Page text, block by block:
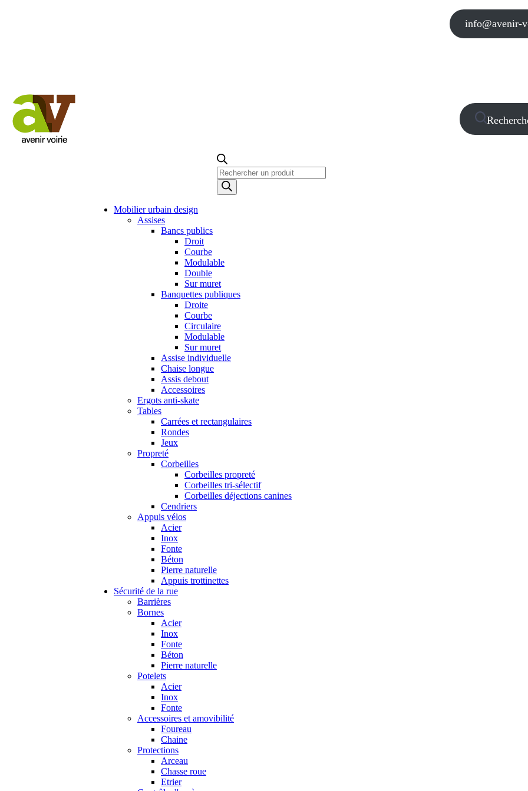
info@avenir-
Recherche
de
produits
Mobilier urbain design
Assises
Bancs publics
Droit
Courbe
Modulable
Double
Sur muret
Banquettes publiques
Droite
Courbe
Circulaire
Modulable
Sur muret
Assise individuelle
Chaise longue
Assis debout
Accessoires
Ergots anti-skate
Tables
Carrées et rectangulaires
Rondes
Jeux
Propreté
Corbeilles
Corbeilles propreté
Corbeilles tri-sélectif
Corbeilles déjections canines
Cendriers
Appuis vélos
Acier
Inox
Fonte
Béton
Pierre naturelle
Appuis trottinettes
Sécurité de la rue
Barrières
Bornes
Acier
Inox
Fonte
Béton
Pierre naturelle
Potelets
Acier
Inox
Fonte
Accessoires et amovibilité
Foureau
Chaine
Protections
Arceau
Chasse roue
Etrier